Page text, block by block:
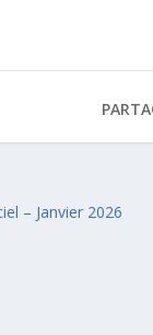
– Janvier 2026